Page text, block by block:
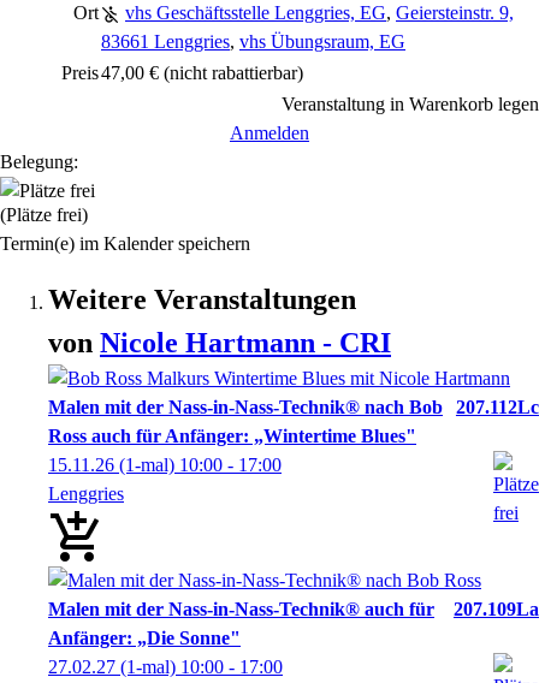
Ort
vhs Geschäftsstelle Lenggries, EG, Geiersteinstr. 9,
83661 Lenggries, vhs Übungsraum, EG
Preis47,00 € (nicht rabattierbar)
Veranstaltung in Warenkorb legen
Anmelden
Belegung:
(Plätze frei)
Termin(e) im Kalender speichern
Weitere Veranstaltungen
von Nicole Hartmann - CRI
Malen mit der Nass-in-Nass-Technik® nach Bob
Ross auch für Anfänger: „Wintertime Blues"
207.112Lc
15.11.26 (1-mal) 10:00 - 17:00
Lenggries
Malen mit der Nass-in-Nass-Technik® auch für
Anfänger: „Die Sonne"
207.109La
27.02.27 (1-mal) 10:00 - 17:00